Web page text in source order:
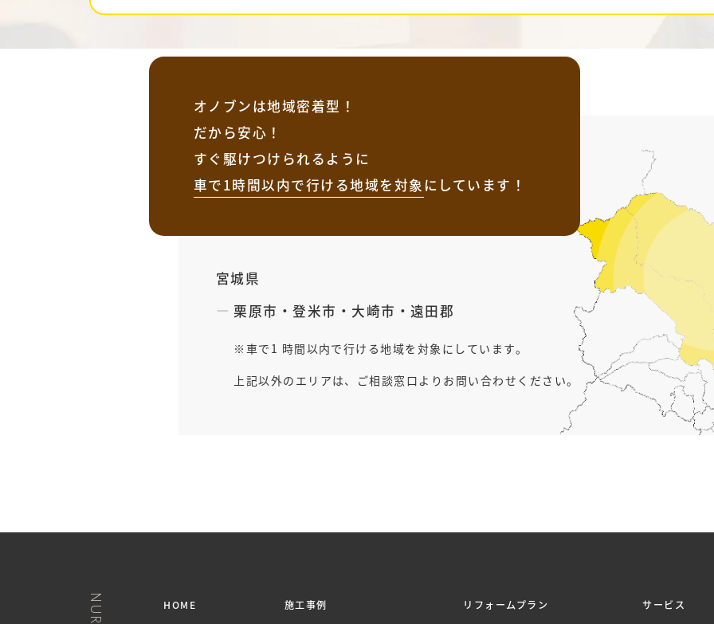
オノブンは地域密着型！
だから安心！
すぐ駆けつけられるように
車で1時間以内で行ける地域を 対象 にしています！
宮城県
栗原市 ・登米市 ・ 大崎市 ・ 遠田郡
車で1 時間以内で行ける地域を対象にしています。
上記以外のエリアは、ご相談窓口よりお問い合わせください。
HOME 施工事例 リフォームプラン サービス